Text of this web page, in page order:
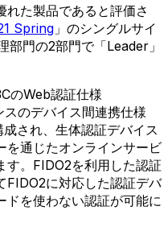
れた製品であると評価さ
Spring 」のシングルサイ
部門の2部門で「Leader」
のWeb認証仕様
のデバイス間連携仕様
成され、生体認証デバイス
を通じたオンラインサービ
す。FIDO2を利用した認証
FIDO2に対応した認証デバ
ドを使わない認証が可能に